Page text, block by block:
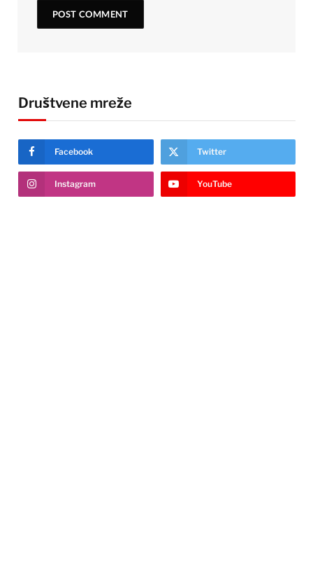
Društvene mreže
Facebook Twitter
Instagram YouTube